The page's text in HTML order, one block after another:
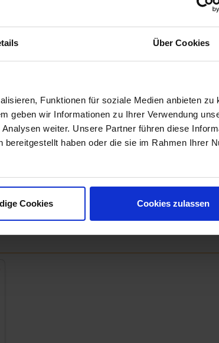
Über Cookies
Funktionen für soziale Medien anbieten zu
geben wir Informationen zu Ihrer Verwendung
weiter. Unsere Partner führen diese
haben oder die sie im Rahmen Ihrer
Cookies Cookies zulassen